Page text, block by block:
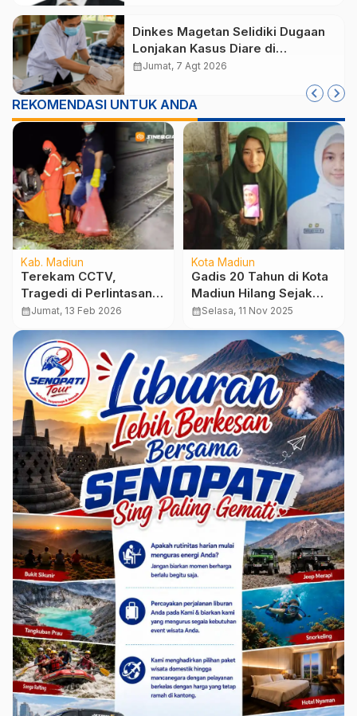
Dinkes Magetan Selidiki Dugaan
Lonjakan Kasus Diare di
Lembeyan, Lakukan Penyelidikan
calendar_monthJumat, 7 Agt 2026
REKOMENDASI UNTUK ANDA
Kab. Madiun
Terekam CCTV,
Tragedi di Perlintasan
Bancong, Pria di Madiun
Tewas Disambar KA
Jayakarta
calendar_monthJumat, 13 Feb 2026
Kota Madiun
Gadis 20 Tahun di Kota
Madiun Hilang Sejak
Awal November, Polisi
Lakukan Pencarian
calendar_monthSelasa, 11 Nov 2025